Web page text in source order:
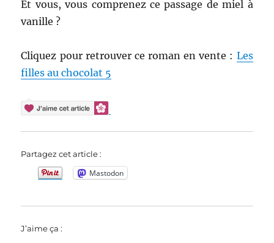
Et vous, vous comprenez ce passage de miel à
vanille ?
Cliquez pour retrouver ce roman en vente : Les
filles au chocolat 5
Partagez cet article :
Mastodon
J’aime ça :